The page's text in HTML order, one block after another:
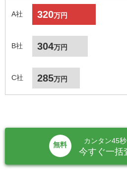
A社 320万円
B社 304万円
C社 285万円
無料
カンタン45
今すぐ一括